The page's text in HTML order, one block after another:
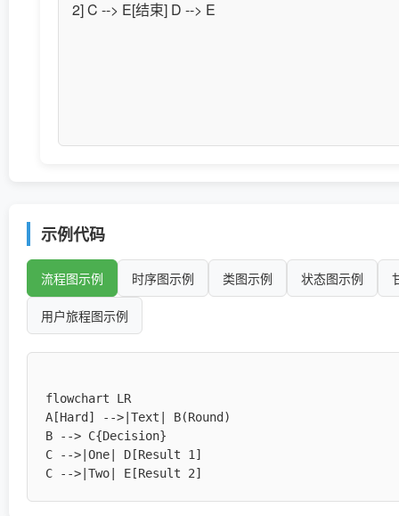
2] C --> E[结束] D --> E
示例代码
流程图示例 时序图示例 类图示例 状态图示例
用户旅程图示例
flowchart LR
A[Hard] -->|Text| B(Round)
B --> C{Decision}
C -->|One| D[Result 1]